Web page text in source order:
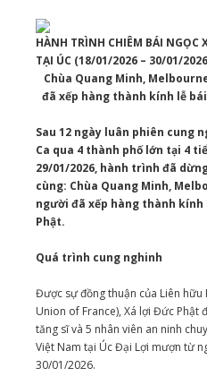
HÀNH TRÌNH CHIÊM BÁI NGỌC
TẠI ÚC (18/01/2026 – 30/01/
Chùa Quang Minh,
đã xếp hàng thành kính lễ
Sau 12 ngày luân phiên cung
Ca qua 4 thành phố lớn tại 4
29/01/2026, hành trình đã
cùng: Chùa Quang Minh,
người đã xếp hàng thành
Phật.
Quá trình cung nghinh
Được sự đồng thuận của Liên
Union of France), Xá lợi Đức Phật
tăng sĩ và 5 nhân viên an ninh
Việt Nam tại Úc Đại Lợi mượn từ
30/01/2026.